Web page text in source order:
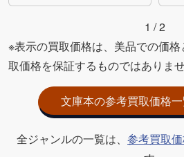
1 /2
※表示の買取価格は、美品での価
取価格を保証するものではありませ
文庫本の参考買取価格
全ジャンルの一覧は、 参考買取